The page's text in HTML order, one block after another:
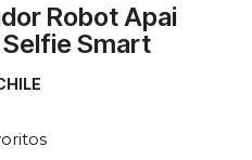
Robot Apai
Smart